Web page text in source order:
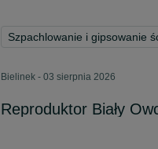
Szpachlowanie i gipsowanie
Bielinek - 03 sierpnia 2026
Reproduktor Biały